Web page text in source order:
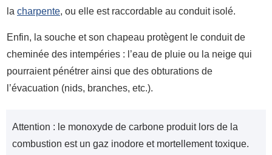
la charpente, ou elle est raccordable au conduit isolé.
Enfin, la souche et son chapeau protègent le conduit de
cheminée des intempéries : l’eau de pluie ou la neige qui
pourraient pénétrer ainsi que des obturations de
l’évacuation (nids, branches, etc.).
Attention : le monoxyde de carbone produit lors de la
combustion est un gaz inodore et mortellement toxique.